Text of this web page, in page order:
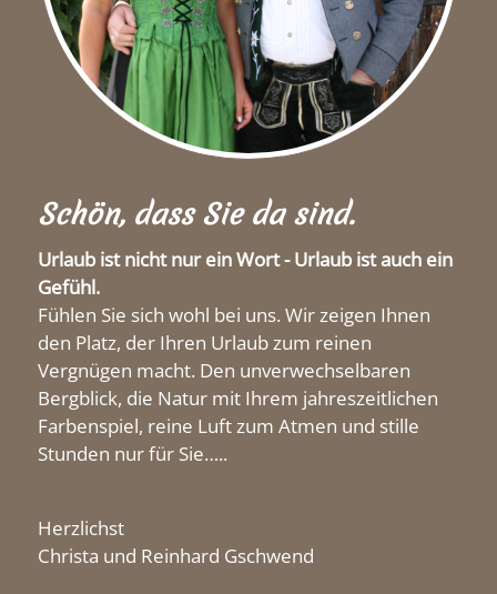
Schön, dass Sie da sind.
Urlaub ist nicht nur ein Wort - Urlaub ist auch ein
Gefühl.
Fühlen Sie sich wohl bei uns. Wir zeigen Ihnen
den Platz, der Ihren Urlaub zum reinen
Vergnügen macht. Den unverwechselbaren
Bergblick, die Natur mit Ihrem jahreszeitlichen
Farbenspiel, reine Luft zum Atmen und stille
Stunden nur für Sie…..
Herzlichst
Christa und Reinhard Gschwend